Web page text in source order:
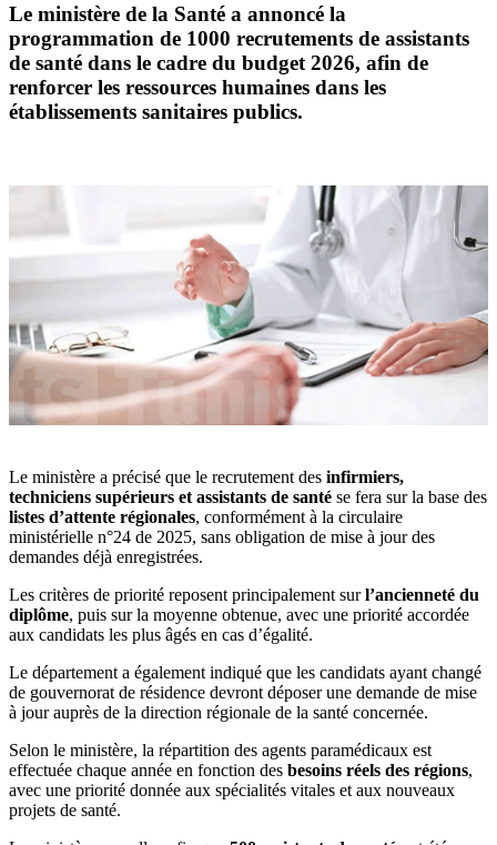
Le ministère de la Santé a annoncé la
programmation de 1000 recrutements de assistants
de santé dans le cadre du budget 2026, afin de
renforcer les ressources humaines dans les
établissements sanitaires publics.
Le ministère a précisé que le recrutement des infirmiers,
techniciens supérieurs et assistants de santé se fera sur la base des
listes d’attente régionales, conformément à la circulaire
ministérielle n°24 de 2025, sans obligation de mise à jour des
demandes déjà enregistrées.
Les critères de priorité reposent principalement surl’ancienneté du
diplôme, puis sur la moyenne obtenue, avec une priorité accordée
aux candidats les plus âgés en cas d’égalité.
Le département a également indiqué que les candidats ayant changé
de gouvernorat de résidence devront déposer une demande de mise
à jour auprès de la direction régionale de la santé concernée.
Selon le ministère, la répartition des agents paramédicaux est
effectuée chaque année en fonction des besoins réels des régions,
avec une priorité donnée aux spécialités vitales et aux nouveaux
projets de santé.